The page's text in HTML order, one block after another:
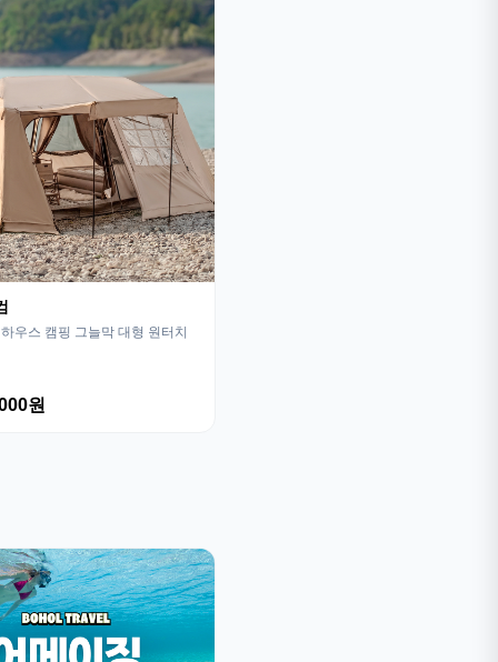
우스 캠핑 그늘막 대형 원터치
원